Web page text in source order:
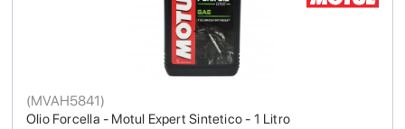
Olio Forcella - Motul Expert Sintetico - 1 Litro
(MVAH5841)